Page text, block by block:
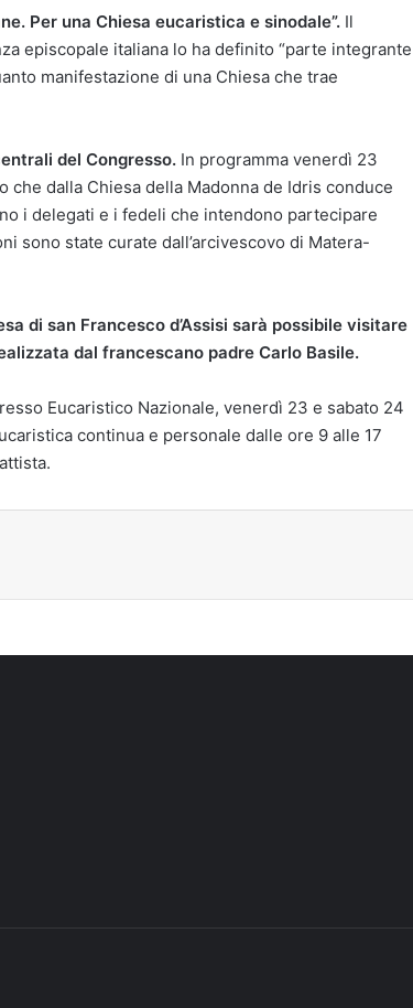
Per una Chiesa eucaristica e sinodale”. Il
episcopale italiana lo ha definito “parte integrante
manifestazione di una Chiesa che trae
del Congresso. In programma venerdì 23
dalla Chiesa della Madonna de Idris conduce
i delegati e i fedeli che intendono partecipare
sono state curate dall’arcivescovo di Matera-
di san Francesco d’Assisi sarà possibile visitare
dal francescano padre Carlo Basile.
Eucaristico Nazionale, venerdì 23 e sabato 24
continua e personale dalle ore 9 alle 17